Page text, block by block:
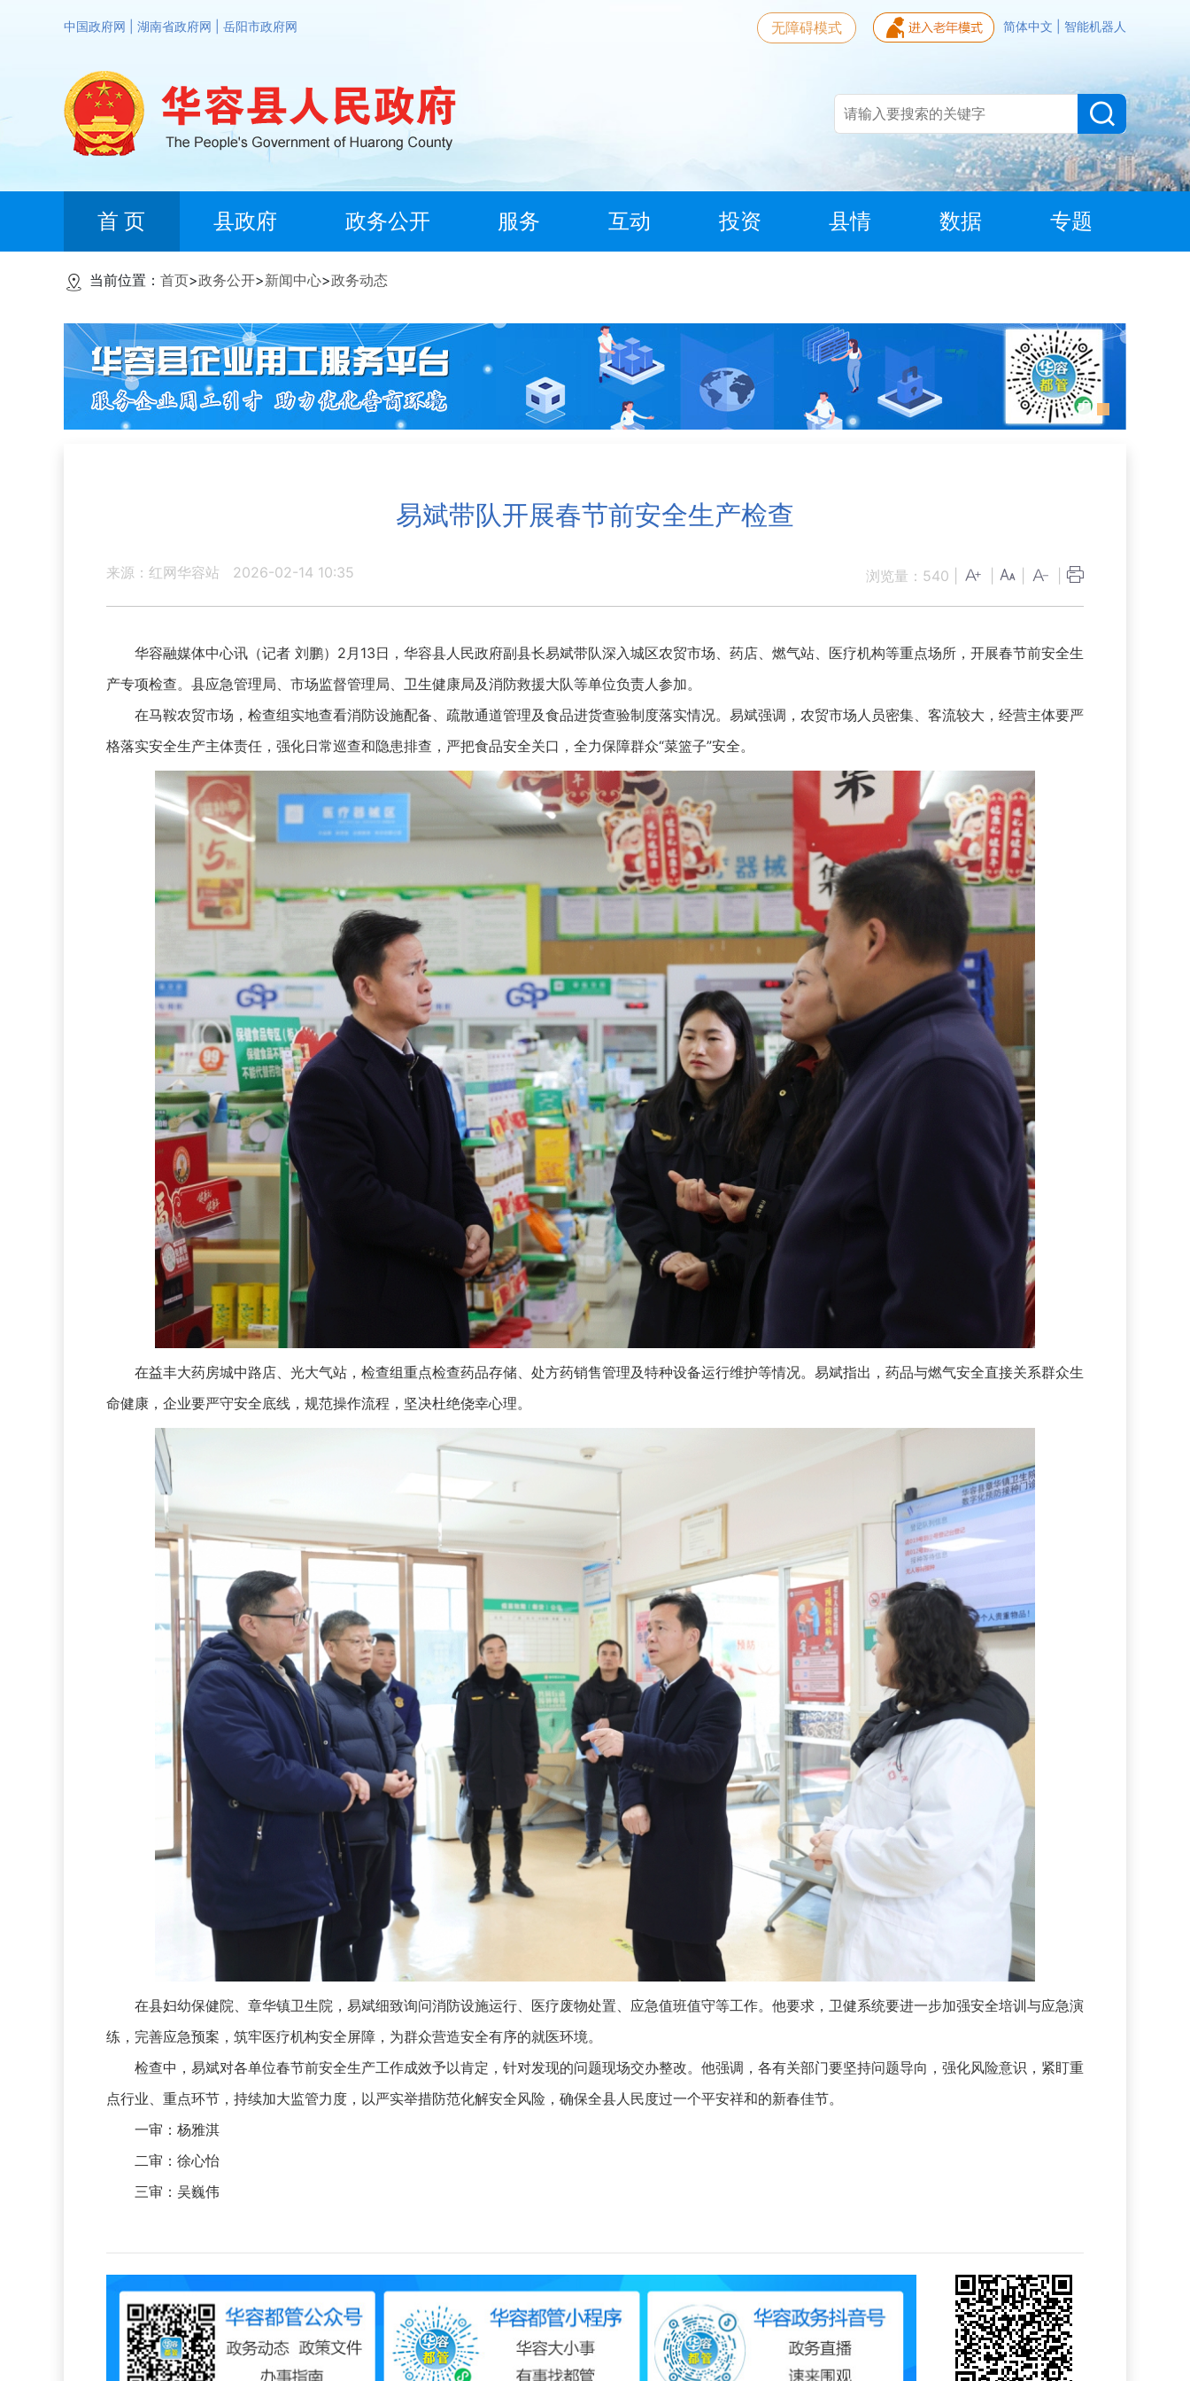
中国政府网 湖南省政府网 岳阳市政府网 简体中文 智能机器人
无障碍模式
首 页 县政府 政务公开 服务 互动 投资 县情 数据 专题
当前位置： 首页>政务公开>新闻中心>政务动态
易斌带队开展春节前安全生产检查
来源：红网华容站 2026-02-14 10:35 浏览量： 540
华容融媒体中心讯（记者 刘鹏）2月13日，华容县人民政府副县长易斌带队深入城区农贸市场、药店、燃气站、医疗机构等重点场所，开展春节前安全生
产专项检查。县应急管理局、市场监督管理局、卫生健康局及消防救援大队等单位负责人参加。
在马鞍农贸市场，检查组实地查看消防设施配备、疏散通道管理及食品进货查验制度落实情况。易斌强调，农贸市场人员密集、客流较大，经营主体要严
格落实安全生产主体责任，强化日常巡查和隐患排查，严把食品安全关口，全力保障群众“菜篮子”安全。
在益丰大药房城中路店、光大气站，检查组重点检查药品存储、处方药销售管理及特种设备运行维护等情况。易斌指出，药品与燃气安全直接关系群众生
命健康，企业要严守安全底线，规范操作流程，坚决杜绝侥幸心理。
在县妇幼保健院、章华镇卫生院，易斌细致询问消防设施运行、医疗废物处置、应急值班值守等工作。他要求，卫健系统要进一步加强安全培训与应急演
练，完善应急预案，筑牢医疗机构安全屏障，为群众营造安全有序的就医环境。
检查中，易斌对各单位春节前安全生产工作成效予以肯定，针对发现的问题现场交办整改。他强调，各有关部门要坚持问题导向，强化风险意识，紧盯重
点行业、重点环节，持续加大监管力度，以严实举措防范化解安全风险，确保全县人民度过一个平安祥和的新春佳节。
一审：杨雅淇
二审：徐心怡
三审：吴巍伟